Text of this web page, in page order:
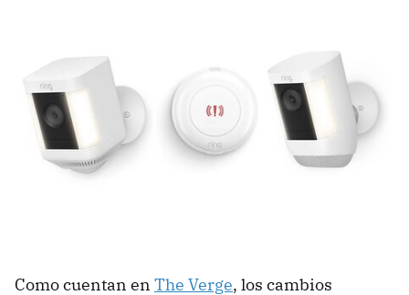
Como cuentan en The Verge, los cambios